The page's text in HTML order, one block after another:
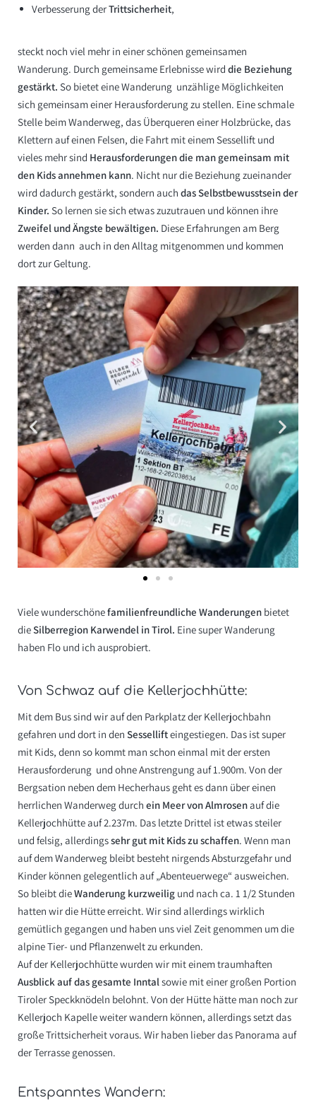
Verbesserung derTrittsicherheit,
steckt noch viel mehr in einer schönen gemeinsamen
Wanderung. Durch gemeinsame Erlebnisse wird die Beziehung
gestärkt. So bietet eine Wanderung unzählige Möglichkeiten
sich gemeinsam einer Herausforderung zu stellen. Eine schmale
Stelle beim Wanderweg, das Überqueren einer Holzbrücke, das
Klettern auf einen Felsen, die Fahrt mit einem Sessellift und
vieles mehr sind Herausforderungen die man gemeinsam mit
den Kids annehmen kann. Nicht nur die Beziehung zueinander
wird dadurch gestärkt, sondern auch das Selbstbewusstsein der
Kinder. So lernen sie sich etwas zuzutrauen und können ihre
Zweifel und Ängste bewältigen. Diese Erfahrungen am Berg
werden dann auch in den Alltag mitgenommen und kommen
dort zur Geltung.
Viele wunderschönefamilienfreundliche Wanderungen bietet
dieSilberregion Karwendel in Tirol. Eine super Wanderung
haben Flo und ich ausprobiert.
Von Schwaz auf die Kellerjochhütte:
Mit dem Bus sind wir auf den Parkplatz der Kellerjochbahn
gefahren und dort in den Sessellifteingestiegen. Das ist super
mit Kids, denn so kommt man schon einmal mit der ersten
Herausforderung und ohne Anstrengung auf 1.900m. Von der
Bergsation neben dem Hecherhaus geht es dann über einen
herrlichen Wanderweg durch ein Meer von Almrosenauf die
Kellerjochhütteauf 2.237m. Das letzte Drittel ist etwas steiler
und felsig, allerdingssehr gut mit Kids zu schaffen. Wenn man
auf dem Wanderweg bleibt besteht nirgends Absturzgefahr und
Kinder können gelegentlich auf „Abenteuerwege“ ausweichen.
So bleibt dieWanderung kurzweilig und nach ca. 1 1/2 Stunden
hatten wir die Hütte erreicht. Wir sind allerdings wirklich
gemütlich gegangen und haben uns viel Zeit genommen um die
alpine Tier- und Pflanzenwelt zu erkunden.
Auf der Kellerjochhütte wurden wir mit einem traumhaften
Ausblick auf das gesamte Inntal sowie mit einer großen Portion
Tiroler Speckknödeln belohnt. Von der Hütte hätte man noch zur
Kellerjoch Kapelle weiter wandern können, allerdings setzt das
große Trittsicherheit voraus. Wir haben lieber das Panorama auf
der Terrasse genossen.
Entspanntes Wandern: